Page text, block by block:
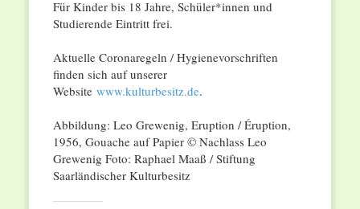
Für Kinder bis 18 Jahre, Schüler*innen und
Studierende Eintritt frei.
Aktuelle Coronaregeln / Hygienevorschriften
finden sich auf unserer
Website www.kulturbesitz.de.
Abbildung: Leo Grewenig, Eruption / Éruption,
1956, Gouache auf Papier © Nachlass Leo
Grewenig Foto: Raphael Maaß / Stiftung
Saarländischer Kulturbesitz